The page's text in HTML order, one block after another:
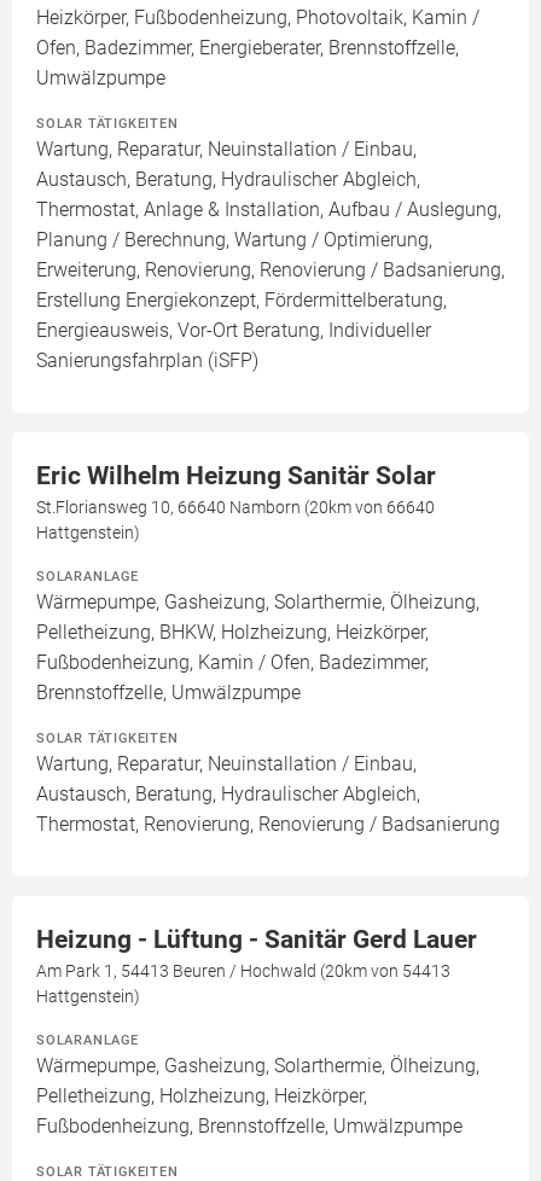
Heizkörper, Fußbodenheizung, Photovoltaik, Kamin /
Ofen, Badezimmer, Energieberater, Brennstoffzelle,
Umwälzpumpe
SOLAR TÄTIGKEITEN
Wartung, Reparatur, Neuinstallation / Einbau,
Austausch, Beratung, Hydraulischer Abgleich,
Thermostat, Anlage & Installation, Aufbau / Auslegung,
Planung / Berechnung, Wartung / Optimierung,
Erweiterung, Renovierung, Renovierung / Badsanierung,
Erstellung Energiekonzept, Fördermittelberatung,
Energieausweis, Vor-Ort Beratung, Individueller
Sanierungsfahrplan (iSFP)
Eric Wilhelm Heizung Sanitär Solar
St.Floriansweg 10, 66640 Namborn (20km von 66640
Hattgenstein)
SOLARANLAGE
Wärmepumpe, Gasheizung, Solarthermie, Ölheizung,
Pelletheizung, BHKW, Holzheizung, Heizkörper,
Fußbodenheizung, Kamin / Ofen, Badezimmer,
Brennstoffzelle, Umwälzpumpe
SOLAR TÄTIGKEITEN
Wartung, Reparatur, Neuinstallation / Einbau,
Austausch, Beratung, Hydraulischer Abgleich,
Thermostat, Renovierung, Renovierung / Badsanierung
Heizung - Lüftung - Sanitär Gerd Lauer
Am Park 1, 54413 Beuren / Hochwald (20km von 54413
Hattgenstein)
SOLARANLAGE
Wärmepumpe, Gasheizung, Solarthermie, Ölheizung,
Pelletheizung, Holzheizung, Heizkörper,
Fußbodenheizung, Brennstoffzelle, Umwälzpumpe
SOLAR TÄTIGKEITEN